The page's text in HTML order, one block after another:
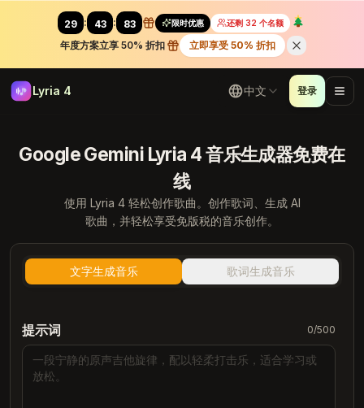
29 : 40 : 85 限时优惠 还剩 32 个名额
年度方案立享 50% 折扣 立即享受 50% 折扣
Lyria 4 中文 登录
Google Gemini Lyria 4 音乐生成器免费在
线
使用 Lyria 4 轻松创作歌曲。创作歌词、生成 AI
歌曲，并轻松享受免版税的音乐创作。
文字生成音乐 歌词生成音乐
提示词 0/500